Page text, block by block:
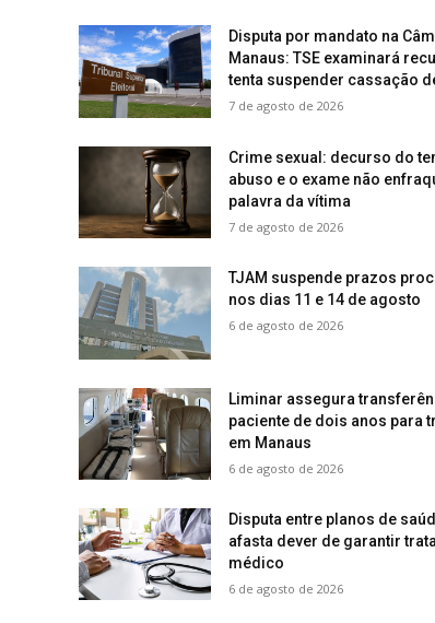
Disputa por mandato na
Manaus: TSE examinará
tenta suspender cassação
7 de agosto de 2026
Crime sexual: decurso do
abuso e o exame não
palavra da vítima
7 de agosto de 2026
TJAM suspende prazos
nos dias 11 e 14 de agosto
6 de agosto de 2026
Liminar assegura
paciente de dois anos para
em Manaus
6 de agosto de 2026
Disputa entre planos de
afasta dever de garantir
médico
6 de agosto de 2026